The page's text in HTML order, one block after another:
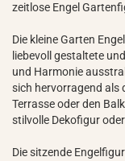
zeitlose Engel
Die kleine Garten
liebevoll gestaltete
und Harmonie
sich hervorragend als
Terrasse oder den
stilvolle Dekofigur
Die sitzende